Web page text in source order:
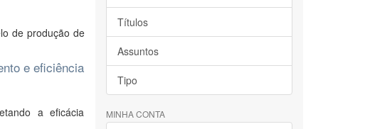
de produção de
e eficiência
a eficácia
Títulos
Assuntos
Tipo
MINHA CONTA